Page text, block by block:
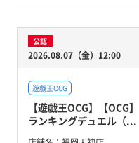
公認
2026.08.07（金）12:00
遊戯王OCG
【遊戯王OCG】【OCG】
ランキングデュエル（...